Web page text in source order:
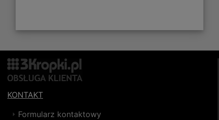
KONTAKT
Formularz kontaktowy